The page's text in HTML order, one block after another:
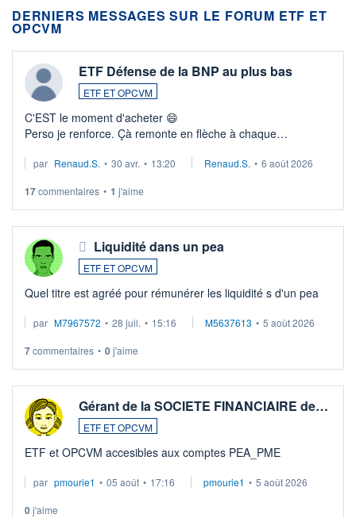
DERNIERS MESSAGES SUR LE FORUM ETF ET
OPCVM
ETF Défense de la BNP au plus bas
ETF ET OPCVM
C'EST le moment d'acheter 😄​
Perso je renforce. Çà remonte en flèche à chaque
Investissement long terme tip top pour sa retraite.
par Renaud.S. • 30 avr. • 13:20 Renaud.S. • 6 août 2026
17commentaires • 1 j'aime
Liquidité dans un pea
ETF ET OPCVM
Quel titre est agréé pour rémunérer les liquidité s d'un pea
par M7967572 • 28 juil. • 15:16 M5637613 • 5 août 2026
7commentaires • 0j'aime
Gérant de la SOCIETE FINANCIAIRE de…
ETF ET OPCVM
ETF et OPCVM accesibles aux comptes PEA_PME
par pmourie1 • 05 août • 17:16 pmourie1 • 5 août 2026
0j'aime